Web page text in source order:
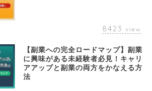
8423 view
【副業への完全ロードマップ】副業
に興味がある未経験者必見！キャリ
アアップと副業の両方をかなえる方
法